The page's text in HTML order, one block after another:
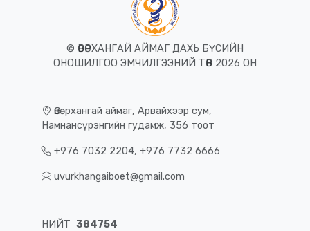
© ӨВӨРХАНГАЙ АЙМАГ ДАХЬ БҮСИЙН
ОНОШИЛГОО ЭМЧИЛГЭЭНИЙ ТӨВ 2026 ОН
Өвөрхангай аймаг, Арвайхээр сум,
Намнансүрэнгийн гудамж, 356 тоот
+976 7032 2204, +976 7732 6666
uvurkhangaiboet@gmail.com
НИЙТ 384754